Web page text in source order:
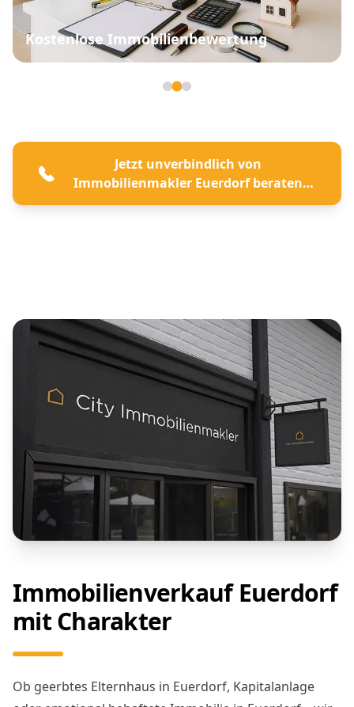
Kostenlose Immobilienbewertung
Jetzt unverbindlich von
Immobilienmakler Euerdorf beraten
lassen
Immobilienverkauf Euerdorf
mit Charakter
Ob geerbtes Elternhaus in Euerdorf, Kapitalanlage